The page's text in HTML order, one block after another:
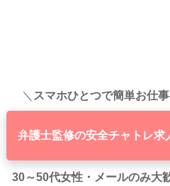
＼ スマホひとつで簡単お仕事
弁護士監修の安全チャトレ求
30～50代女性・メールのみ大